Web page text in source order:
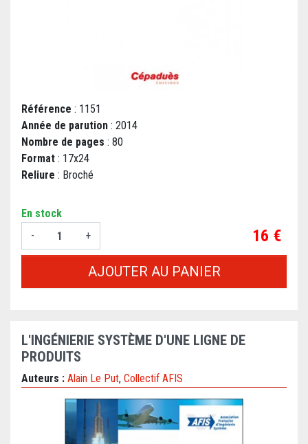
Référence : 1151
Année de parution : 2014
Nombre de pages : 80
Format : 17x24
Reliure : Broché
En stock
-
+ Prix
16 €
AJOUTER AU PANIER
L'INGÉNIERIE SYSTÈME D'UNE LIGNE DE
PRODUITS
Auteurs : Alain Le Put, Collectif AFIS